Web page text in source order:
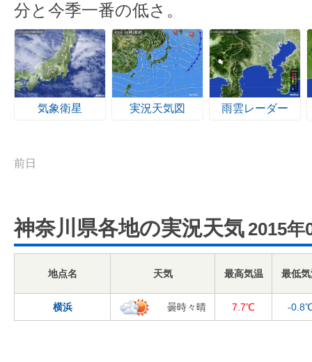
分と今季一番の低さ。
気象衛星 実況天気図 雨雲レーダー
前日
神奈川県各地の実況天気 2015年
地点名 天気 最高気温 最低
横浜 曇時々晴 7.7℃ -